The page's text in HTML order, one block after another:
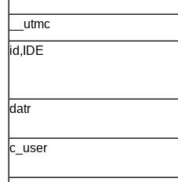
__utmc
id,IDE
datr
c_user